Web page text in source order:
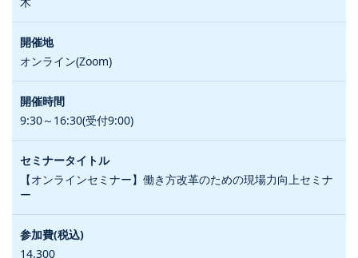
オンライン(Zoom)
9:30～16:30(受付9:00)
【オンラインセミナー】働き方改革のための現場力向上セミナ
ー
14,300